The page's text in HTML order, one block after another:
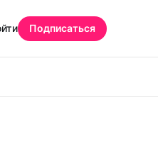
Подписаться